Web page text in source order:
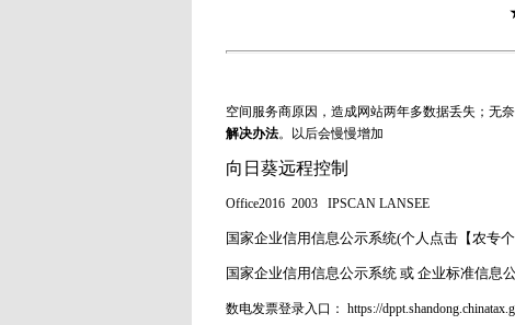
空间服务商原因，造成网站两年多数据丢失；无
解决办法。以后会慢慢增加
向日葵远程控制
Office2016 2003 IPSCAN LANSEE
国家企业信用信息公示系统(个人点击【农专
国家企业信用信息公示系统 或 企业标准信息
数电发票登录入口： https://